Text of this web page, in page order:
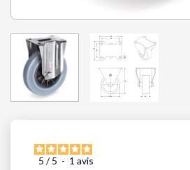
5 / 5 - 1 avis